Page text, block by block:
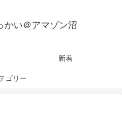
かい＠アマゾン沼
新着
ゴリー